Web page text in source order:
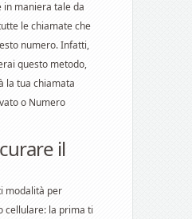
maniera tale da
le chiamate che
numero. Infatti,
questo metodo,
la tua chiamata
o Numero
il
modalità per
cellulare: la prima ti